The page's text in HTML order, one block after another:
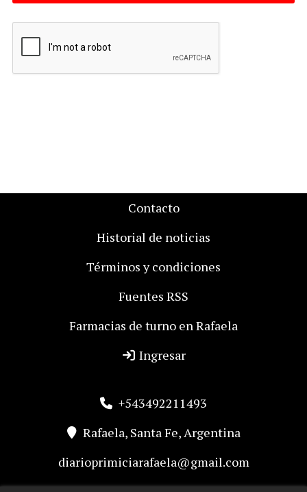
Contacto
Historial de noticias
Términos y condiciones
Fuentes RSS
Farmacias de turno en Rafaela
Ingresar
+543492211493
Rafaela, Santa Fe, Argentina
diarioprimiciarafaela@gmail.com